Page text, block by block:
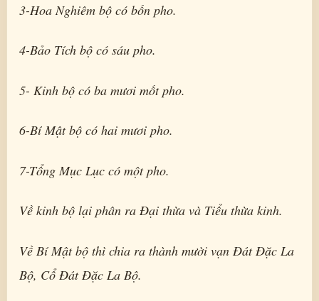
3-Hoa Nghiêm bộ có bốn pho.
4-Bảo Tích bộ có sáu pho.
5- Kinh bộ có ba mươi mốt pho.
6-Bí Mật bộ có hai mươi pho.
7-Tổng Mục Lục có một pho.
Về kinh bộ lại phân ra Đại thừa và Tiểu thừa kinh.
Về Bí Mật bộ thì chia ra thành mười vạn Đát Đặc La
Bộ, Cổ Đát Đặc La Bộ.